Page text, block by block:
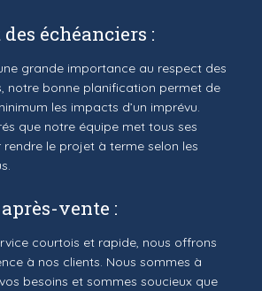
des échéanciers :
grande importance au respect des
notre bonne planification permet de
les impacts d’un imprévu.
que notre équipe met tous ses
le projet à terme selon les
vente :
courtois et rapide, nous offrons
à nos clients. Nous sommes à
besoins et sommes soucieux que